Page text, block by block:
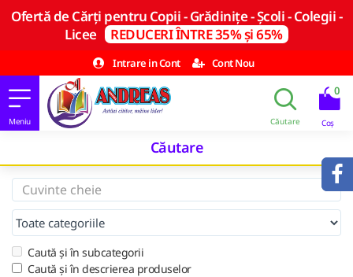
Ofertă de Cărți pentru Copii - Grădinițe - Școli - Colegii -
Licee REDUCERI ÎNTRE 35% și 65%
Intrare in Cont
Cont Nou
0
Căutare
Caută și în subcategorii
Caută și în descrierea produselor